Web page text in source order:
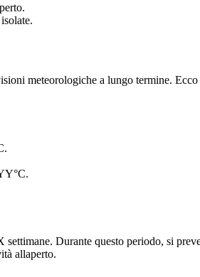
meteorologiche a lungo termine.
Durante questo periodo, si
allaperto.